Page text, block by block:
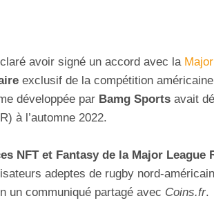
avoir signé un accord avec la
exclusif de la compétition
développée par Bamg Sports avait
à l’automne 2022.
NFT et Fantasy de la Major League
adeptes de rugby nord-
un communiqué partagé avec Coins.fr.